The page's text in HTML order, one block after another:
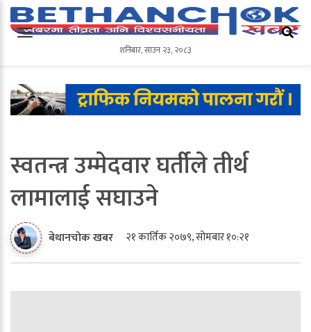
शनिबार,साउन २३,२०८३
शनिबार,साउन २३, २०८३
स्वतन्त्र उम्मेदवार घर्तीले तीर्थ
लामालाई सघाउने
बेथानचोक खबर २१ कार्तिक २०७९, सोमबार १०:२१